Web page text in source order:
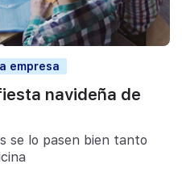
empresa
navideña de
se lo pasen bien tanto